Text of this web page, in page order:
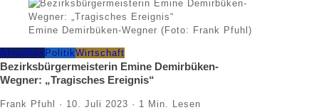
Emine Demirbüken-Wegner (Foto: Frank Pfuhl)
Aktuelles PolitikWirtschaft
Bezirksbürgermeisterin Emine Demirbüken-
Wegner: „Tragisches Ereignis“
Frank Pfuhl · 10. Juli 2023 · 1 Min. Lesen